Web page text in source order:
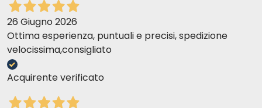
26 Giugno 2026
Ottima esperienza, puntuali e precisi, spedizione
velocissima,consigliato
Acquirente verificato